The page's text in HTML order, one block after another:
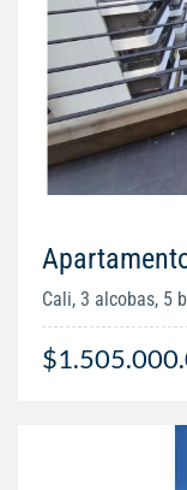
Cali, 3 alcobas, 5